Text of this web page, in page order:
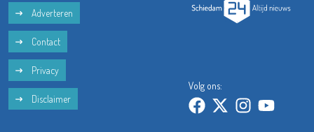
Adverteren
Contact
Privacy
Disclaimer
Volg ons: